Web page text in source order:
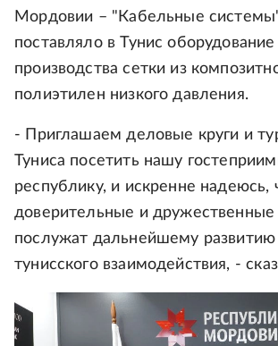
Мордовии – "Кабельные
поставляло в Тунис
производства сетки из
полиэтилен низкого давления.
- Приглашаем деловые круги и
Туниса посетить нашу
республику, и искренне надеюсь,
доверительные и
послужат дальнейшему развитию
тунисского взаимодействия, -